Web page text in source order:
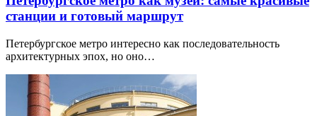
станции и готовый маршрут
Петербургское метро интересно как последовательность
архитектурных эпох, но оно…